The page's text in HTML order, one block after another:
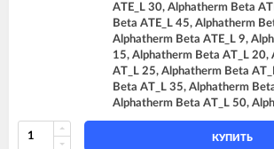
ATE_L 30, Alphatherm Beta
Beta ATE_L 45, Alphatherm
Alphatherm Beta ATE_L 9,
15, Alphatherm Beta AT_L 20,
AT_L 25, Alphatherm Beta
Beta AT_L 35, Alphatherm
Alphatherm Beta AT_L 50,
КУПИТЬ